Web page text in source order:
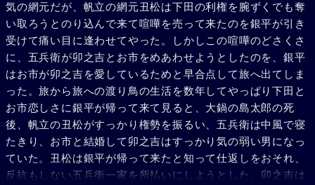
気の網元だが、帆立の網元丑松は下田の利権を腕ずくでも奪
い取ろうとのり込んで来て喧嘩を売って来たのを銀平が引き
受けて痛い目に逢わせてやった。しかしこの喧嘩のどさくさ
に、五兵衛が卯之吉とお市をめあわせようとしたのを、銀平
はお市が卯之吉を愛しているためと早合点して旅へ出てしま
った。旅から旅への渡り鳥の生活を数年してやっぱり下田と
お市恋しさに銀平が帰って来て見ると、大鍋の島太郎の死
後、帆立の丑松がすっかり権勢を振るい、五兵衛は中風で寝
たきり、お市と結婚して卯之吉はすっかり気の弱い男になっ
ていた。丑松は銀平が帰って来たと知って仕返しをおそれ、
反抗もしない五兵衛一家を所払いにしようとした。卯之吉は